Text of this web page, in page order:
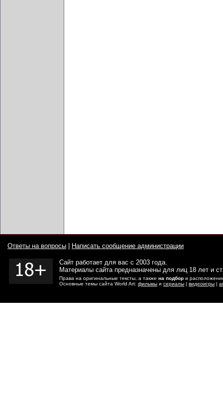
Ответы на вопросы Написать сообщение администрации
Сайт работает для вас с 2003 года.
Материалы сайта предназначены для лиц 18 лет и
Права на оригинальные тексты, а также на подбор и
Основные темы сайта World Art: фильмы и сериалы | видеоигры |